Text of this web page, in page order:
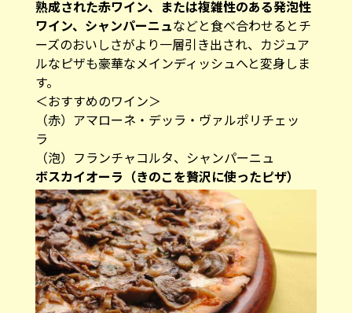
熟成された赤ワイン、または複雑性のある発泡性
ワイン、シャンパーニュなどと食べ合わせるとチ
ーズのおいしさがより一層引き出され、カジュア
ルなピザも豪華なメインディッシュへと変身しま
す。
＜おすすめのワイン＞
（赤）アマローネ・デッラ・ヴァルポリチェッ
ラ
（泡）フランチャコルタ、シャンパーニュ
ボスカイオーラ（きのこを贅沢に使ったピザ）